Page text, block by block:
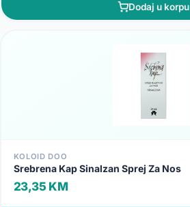
Dodaj u korpu
KOLOID DOO
Srebrena Kap Sinalzan Sprej Za Nos
23,35 KM